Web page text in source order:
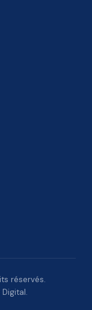
réservés.